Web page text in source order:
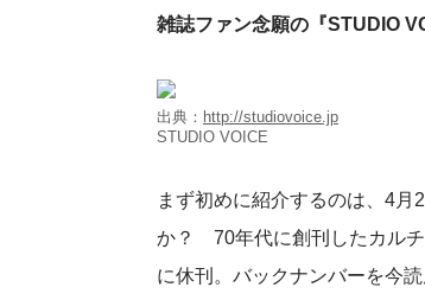
雑誌ファン念願の『STUDIO
出典： http://studiovoice.jp
STUDIO VOICE
まず初めに紹介するのは、4
か？ 70年代に創刊したカルチ
に休刊。バックナンバーを今